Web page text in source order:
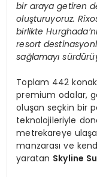
bir araya getiren
oluşturuyoruz.
birlikte
resort
sağlamayı
Toplam 442
premium odalar,
oluşan seçkin bir
teknolojileriyle
metrekareye
manzarası ve
yaratan Skyline